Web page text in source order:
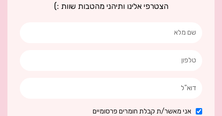
הצטרפי אלינו ותיהני מהטבות שוות :)
אני מאשר/ת קבלת חומרים פרסומיים